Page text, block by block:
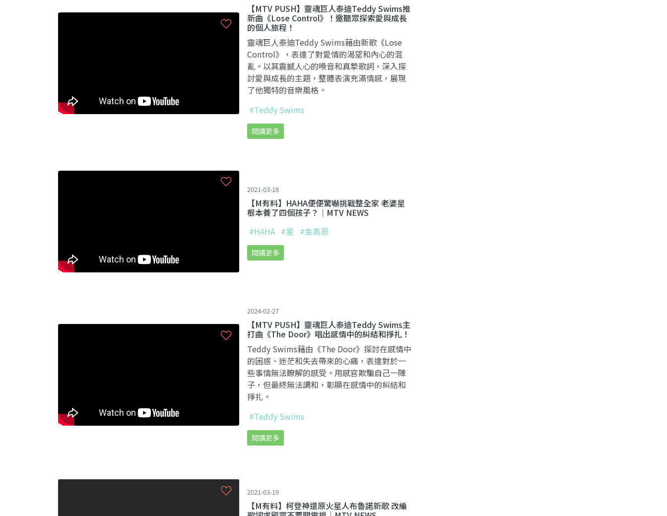
【MTV PUSH】靈魂巨人泰迪Teddy Swims推
新曲《Lose Control》！邀聽眾探索愛與成長
的個人旅程！
靈魂巨人泰迪Teddy Swims藉由新歌《Lose
Control》，表達了對愛情的渴望和內心的混
亂。以其震撼人心的嗓音和真摯歌詞，深入探
討愛與成長的主題，整體表演充滿情感，展現
了他獨特的音樂風格。
#Teddy Swims
閱讀更多
2021-03-18
【M有料】HAHA便便驚嚇挑戰整全家 老婆星
根本養了四個孩子？｜MTV NEWS
#HAHA #星 #金高恩
閱讀更多
2024-02-27
【MTV PUSH】靈魂巨人泰迪Teddy Swims主
打曲《The Door》唱出感情中的糾結和掙扎！
Teddy Swims藉由《The Door》探討在感情中
的困惑、迷茫和失去帶來的心痛，表達對於一
些事情無法瞭解的感受。用感官欺騙自己一陣
子，但最終無法調和，彰顯在感情中的糾結和
掙扎。
#Teddy Swims
閱讀更多
2021-03-19
【M有料】柯登神還原火星人布魯諾新歌 改編